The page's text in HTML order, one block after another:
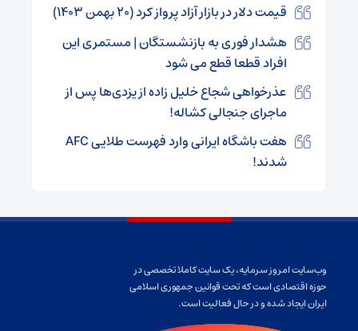
قیمت دلار در بازار آزاد پرواز کرد (۲۰ بهمن ۱۴۰۳)
هشدار فوری به بازنشستگان | مستمری این
افراد قطعا قطع می شود
عذرخواهی شجاع خلیل زاده از یزدی‌ها پس از
ماجرای جنجالی کشاله!
هفت باشگاه ایرانی وارد فهرست طلایی AFC
شدند!
وب‌سایت امروز سرمایه، یک سایت کاملا تخصصی در
حوزه اقتصادی است که تحت قوانین جمهوری اسلامی
ایران ایجاد شده و در حال فعالیت است.